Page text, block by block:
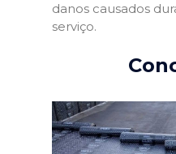
danos causados
serviço.